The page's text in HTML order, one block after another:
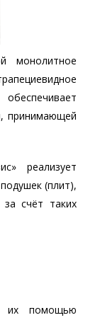
монолитное
принимающей
реализует
(плит),
счёт таких
их помощью